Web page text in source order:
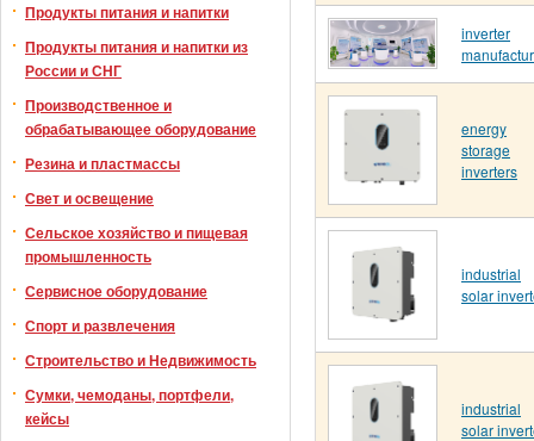
Продукты питания и напитки
Продукты питания и напитки из
России и СНГ
Производственное и
обрабатывающее оборудование
Резина и пластмассы
Свет и освещение
Сельское хозяйство и пищевая
промышленность
Сервисное оборудование
Спорт и развлечения
Строительство и Недвижимость
Сумки, чемоданы, портфели,
кейсы
inverter
energy
storage
inverters
industrial
solar
industrial
solar